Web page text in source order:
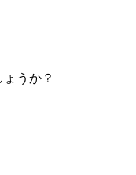
うか？